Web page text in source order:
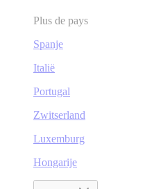
Plus de pays
Spanje
Italië
Portugal
Zwitserland
Luxemburg
Hongarije